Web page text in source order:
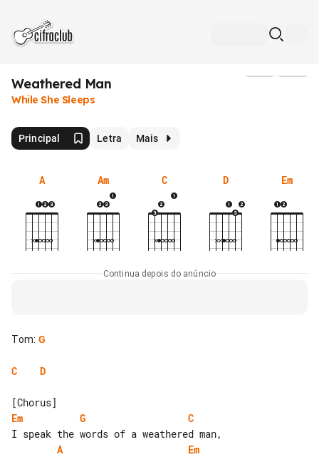
Weathered Man
While She Sleeps
Principal Letra Mais
A Am C D Em
Continua depois do anúncio
Tom: G
C D
Em
G
C
A
Em